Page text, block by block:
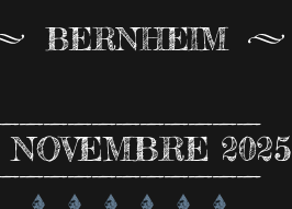
BERNHEIM
NOVEMBRE 2025